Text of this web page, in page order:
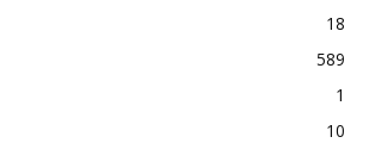
18
589
1
10